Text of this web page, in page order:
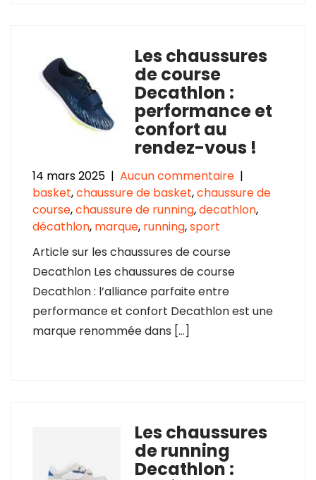
Les chaussures
de course
Decathlon :
performance et
confort au
rendez-vous !
14 mars 2025 | Aucun commentaire |
basket,chaussure de basket,chaussure de
course,chaussure de running,decathlon,
décathlon, marque, running,sport
Article sur les chaussures de course
Decathlon Les chaussures de course
Decathlon : l’alliance parfaite entre
performance et confort Decathlon est une
marque renommée dans […]
Les chaussures
de running
Decathlon :